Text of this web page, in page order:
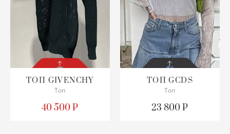
СОСТОЯНИЕ
С БИРКОЙ
ТОП GIVENCHY
Топ
40 500 ₽
СОСТОЯНИЕ
ТОПGCDS
Топ
23 800 ₽